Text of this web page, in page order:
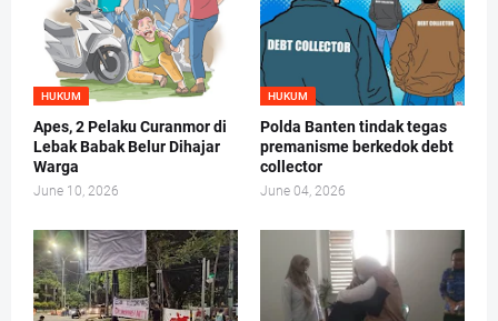
HUKUM
Apes, 2 Pelaku Curanmor di
Lebak Babak Belur Dihajar
Warga
June 10, 2026
HUKUM
Polda Banten tindak tegas
premanisme berkedok debt
collector
June 04, 2026